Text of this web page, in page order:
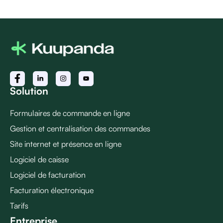
Solution
Formulaires de commande en ligne
Gestion et centralisation des commandes
Site internet et présence en ligne
Logiciel de caisse
Logiciel de facturation
Facturation électronique
Tarifs